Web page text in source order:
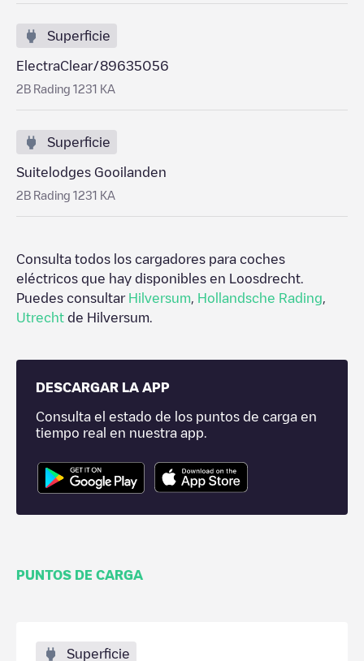
Superficie
ElectraClear/89635056
2B Rading 1231 KA
Superficie
Suitelodges Gooilanden
2B Rading 1231 KA
Consulta todos los cargadores para coches
eléctricos que hay disponibles en
Loosdrecht
Puedes consultar Hilversum Hollandsche Rading
Utrecht de Hilversum
DESCARGAR LA APP
Consulta el estado de los puntos de carga en
tiempo real en nuestra app.
PUNTOS DE CARGA
Superficie